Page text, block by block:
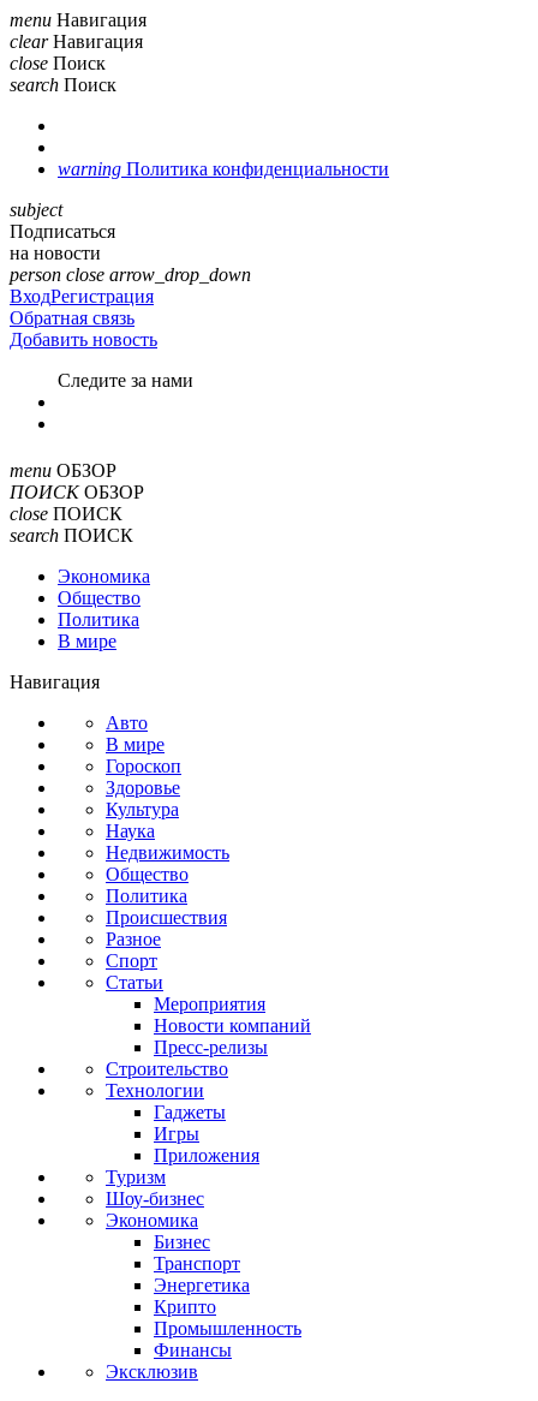
menu Навигация
clear Навигация
close Поиск
search Поиск
warning Политика конфиденциальности
subject
Подписаться
на новости
person close arrow_drop_down
ВходРегистрация
Обратная связь
Добавить новость
Cледите за нами
menu ОБЗОР
ПОИСК ОБЗОР
close ПОИСК
search ПОИСК
Экономика
Общество
Политика
В мире
Навигация
Авто
В мире
Гороскоп
Здоровье
Культура
Наука
Недвижимость
Общество
Политика
Происшествия
Разное
Спорт
Статьи
Мероприятия
Новости компаний
Пресс-релизы
Строительство
Технологии
Гаджеты
Игры
Приложения
Туризм
Шоу-бизнес
Экономика
Бизнес
Транспорт
Энергетика
Крипто
Промышленность
Финансы
Эксклюзив